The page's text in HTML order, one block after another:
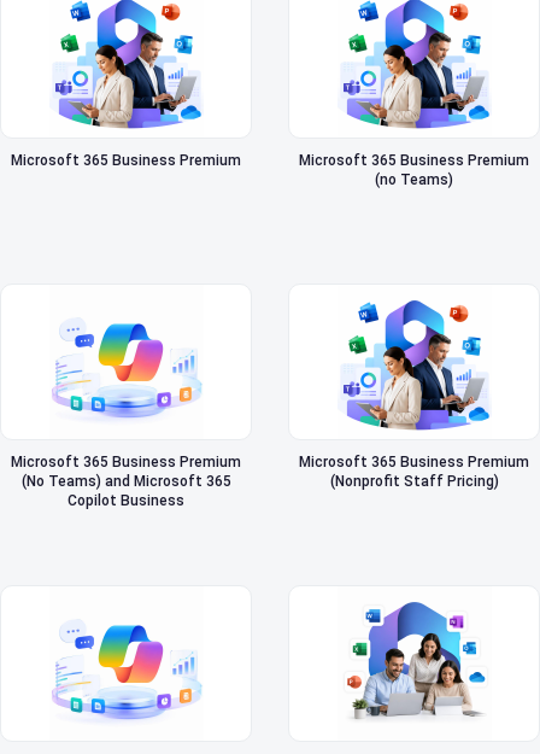
Microsoft 365 Business Premium
Microsoft 365 Business Premium
(no Teams)
Microsoft 365 Business Premium
(No Teams) and Microsoft 365
Copilot Business
Microsoft 365 Business Premium
(Nonprofit Staff Pricing)